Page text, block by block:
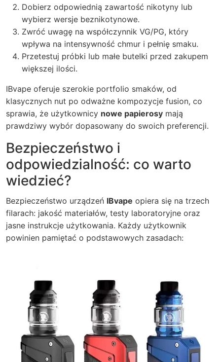
Dobierz odpowiednią zawartość nikotyny lub
wybierz wersje beznikotynowe.
Zwróć uwagę na współczynnik VG/PG, który
wpływa na intensywność chmur i pełnię smaku.
Przetestuj próbki lub małe butelki przed zakupem
większej ilości.
IBvape oferuje szerokie portfolio smaków, od
klasycznych nut po odważne kompozycje fusion, co
sprawia, że użytkownicy nowe papierosy mają
prawdziwy wybór dopasowany do swoich preferencji.
Bezpieczeństwo i
odpowiedzialność: co warto
wiedzieć?
Bezpieczeństwo urządzeń IBvape opiera się na trzech
filarach: jakość materiałów, testy laboratoryjne oraz
jasne instrukcje użytkowania. Każdy użytkownik
powinien pamiętać o podstawowych zasadach: